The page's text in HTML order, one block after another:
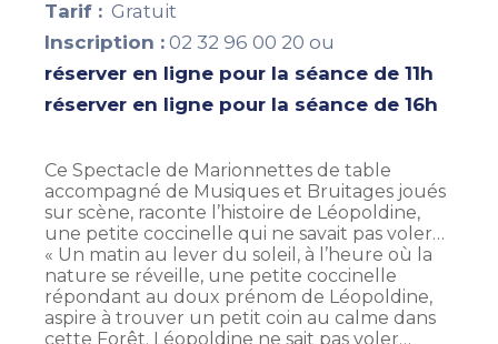
Tarif : Gratuit
Inscription : 02 32 96 00 20 ou
réserver en ligne pour la séance de 11h
réserver en ligne pour la séance de 16h
Ce Spectacle de Marionnettes de table
accompagné de Musiques et Bruitages joués
sur scène, raconte l’histoire de Léopoldine,
une petite coccinelle qui ne savait pas voler…
« Un matin au lever du soleil, à l’heure où la
nature se réveille, une petite coccinelle
répondant au doux prénom de Léopoldine,
aspire à trouver un petit coin au calme dans
cette Forêt. Léopoldine ne sait pas voler…